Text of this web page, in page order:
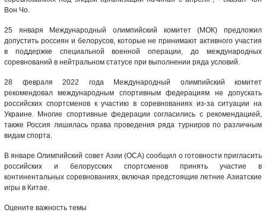
Вон Чо.
25 января Международный олимпийский комитет (МОК) предложил
допустить россиян и белорусов, которые не принимают активного участия
в поддержке специальной военной операции, до международных
соревнований в нейтральном статусе при выполнении ряда условий.
28 февраля 2022 года Международный олимпийский комитет
рекомендовал международным спортивным федерациям не допускать
российских спортсменов к участию в соревнованиях из-за ситуации на
Украине. Многие спортивные федерации согласились с рекомендацией,
также Россия лишилась права проведения ряда турниров по различным
видам спорта.
В январе Олимпийский совет Азии (ОСА) сообщил о готовности пригласить
российских и белорусских спортсменов принять участие в
континентальных соревнованиях, включая предстоящие летние Азиатские
игры в Китае.
Оцените важность темы